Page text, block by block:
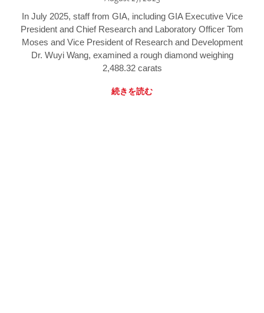
In July 2025, staff from GIA, including GIA Executive Vice
President and Chief Research and Laboratory Officer Tom
Moses and Vice President of Research and Development
Dr. Wuyi Wang, examined a rough diamond weighing
2,488.32 carats
続きを読む